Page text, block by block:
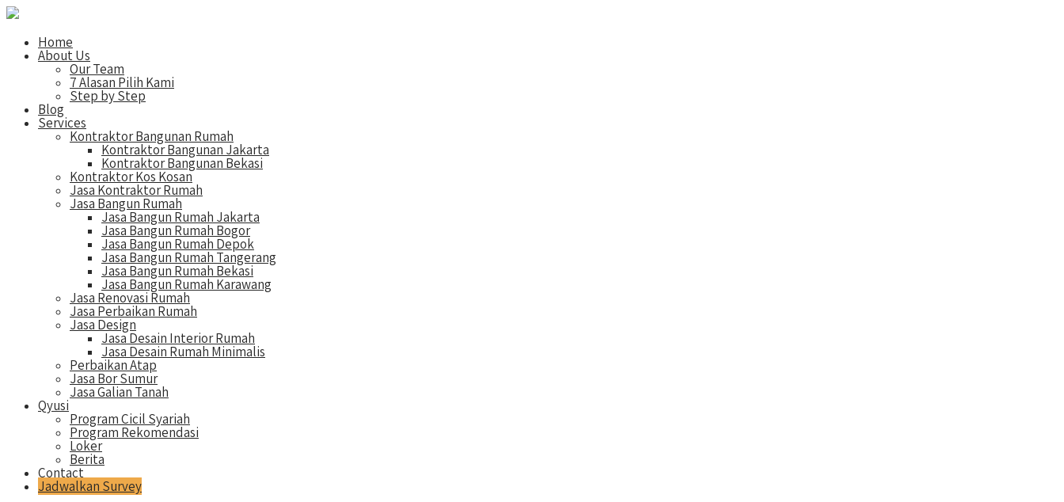
Home
About Us
Our Team
7 Alasan Pilih Kami
Step by Step
Blog
Services
Kontraktor Bangunan Rumah
Kontraktor Bangunan Jakarta
Kontraktor Bangunan Bekasi
Kontraktor Kos Kosan
Jasa Kontraktor Rumah
Jasa Bangun Rumah
Jasa Bangun Rumah Jakarta
Jasa Bangun Rumah Bogor
Jasa Bangun Rumah Depok
Jasa Bangun Rumah Tangerang
Jasa Bangun Rumah Bekasi
Jasa Bangun Rumah Karawang
Jasa Renovasi Rumah
Jasa Perbaikan Rumah
Jasa Design
Jasa Desain Interior Rumah
Jasa Desain Rumah Minimalis
Perbaikan Atap
Jasa Bor Sumur
Jasa Galian Tanah
Qyusi
Program Cicil Syariah
Program Rekomendasi
Loker
Berita
Contact
Jadwalkan Survey